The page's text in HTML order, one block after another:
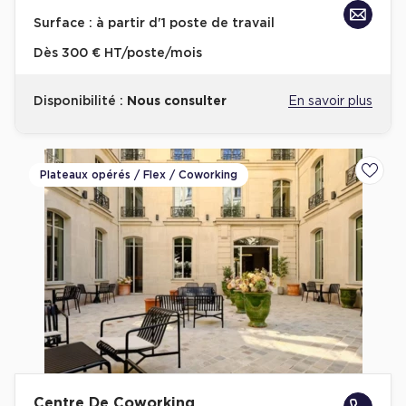
Achat de Bureaux à Rennes
Collections de Bureaux
Immeuble de bureaux avec services
Location bureaux Bellecour - Cordeliers (Lyon)
Haussmanniens
Location d'Entrepôts / Activités
Location d'Entrepôts / Activités à Aix-en-Provence
Location d'Entrepôts / Activités à Saint-Priest
Surface : à partir d'1 poste de travail
Dès 300 € HT/poste/mois
Disponibilité : Nous consulter En savoir plus
Plateaux opérés / Flex / Coworking